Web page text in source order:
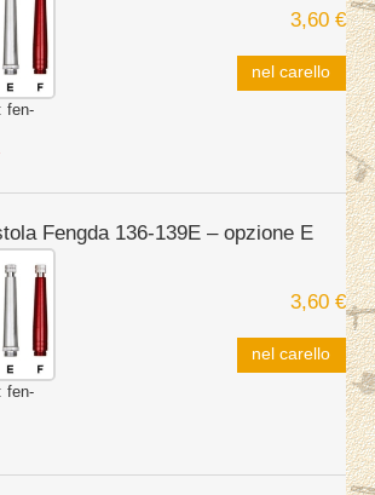
fen-
3,60 €
nel carello
Fengda 136-139E – opzione E
fen-
3,60 €
nel carello